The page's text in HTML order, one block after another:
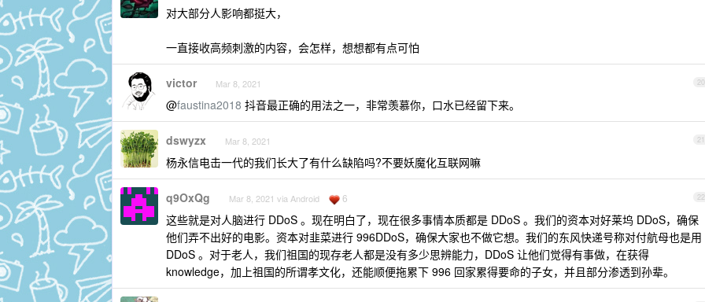
对大部分人影响都挺大，
一直接收高频刺激的内容，会怎样，想想都有点可怕
20
victor Mar 8, 2021
@faustina2018 抖音最正确的用法之一，非常羡慕你，口水已经留下来。
21
dswyzx Mar 8, 2021
杨永信电击一代的我们长大了有什么缺陷吗?不要妖魔化互联网嘛
22
q9OxQg Mar 8, 2021 via Android 6
这些就是对人脑进行 DDoS 。现在明白了，现在很多事情本质都是 DDoS 。我们的资本对好莱坞 DDoS，确保
他们弄不出好的电影。资本对韭菜进行 996DDoS，确保大家也不做它想。我们的东风快递号称对付航母也是用
DDoS 。对于老人，我们祖国的现存老人都是没有多少思辨能力，DDoS 让他们觉得有事做，在获得
knowledge，加上祖国的所谓孝文化，还能顺便拖累下 996 回家累得要命的子女，并且部分渗透到孙辈。